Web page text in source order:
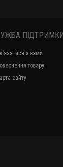
ПІДТРИМКИ
з нами
товару
сайту